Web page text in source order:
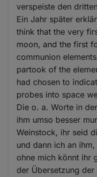
verspeiste den
Ein Jahr später
think that the very
moon, and the first
communion
partook of the
had chosen to
probes into space
Die o. a. Worte in
ihm umso besser
Weinstock, ihr seid
und dann ich an
ohne mich könnt ihr
der Übersetzung der